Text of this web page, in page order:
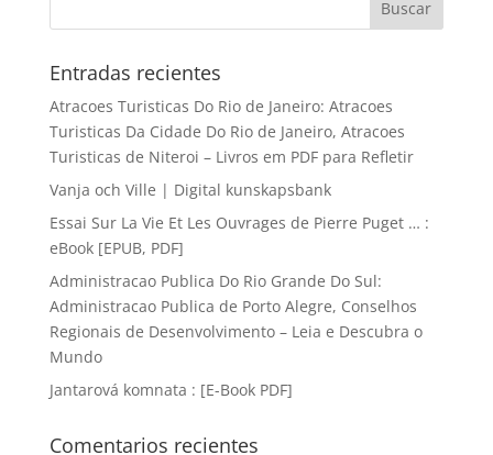
Entradas recientes
Atracoes Turisticas Do Rio de Janeiro: Atracoes
Turisticas Da Cidade Do Rio de Janeiro, Atracoes
Turisticas de Niteroi – Livros em PDF para Refletir
Vanja och Ville | Digital kunskapsbank
Essai Sur La Vie Et Les Ouvrages de Pierre Puget … :
eBook [EPUB, PDF]
Administracao Publica Do Rio Grande Do Sul:
Administracao Publica de Porto Alegre, Conselhos
Regionais de Desenvolvimento – Leia e Descubra o
Mundo
Jantarová komnata : [E-Book PDF]
Comentarios recientes